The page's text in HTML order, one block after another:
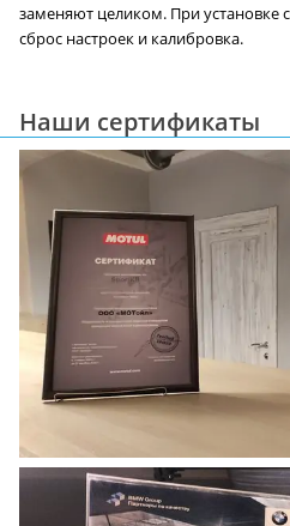
заменяют целиком. При установке
сброс настроек и калибровка.
Наши сертификаты